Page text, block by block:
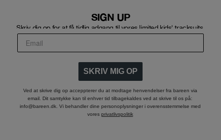
SIGN UP
Skriv dig op for at få tidlig adgang til vores limited kids' tracksuits.
SKRIV MIG OP
Ved at skrive dig op acceppterer du at modtage henvendelser fra bareen via
email. Dit samtykke kan til enhver tid tilbagekaldes ved at skrive til os på:
info@bareen.dk. Vi behandler dine personoplysninger i overensstemmelse med
vores privatlivspolitik